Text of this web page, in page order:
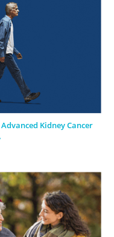
Kidney Cancer